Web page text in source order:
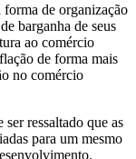
forma de organização
barganha de seus
ao comércio
de forma mais
no comércio
ressaltado que as
para um mesmo